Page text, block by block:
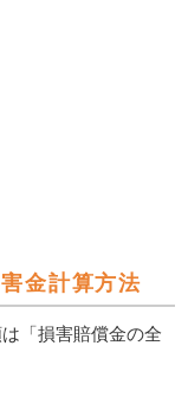
金計算方法
「損害賠償金の全